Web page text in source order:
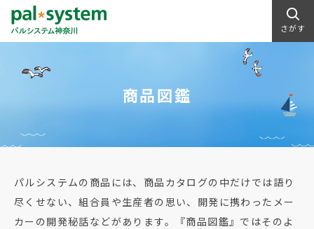
さがす
商品図鑑
パルシステムの商品には、商品カタログの中だけでは語り
尽くせない、組合員や生産者の思い、開発に携わったメー
カーの開発秘話などがあります。『商品図鑑』ではそのよ